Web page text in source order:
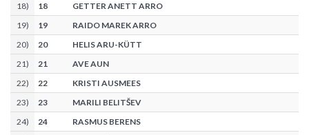
18) 18
GETTER ANETT ARRO
19) 19
RAIDO MAREK ARRO
20) 20
HELIS ARU-KÜTT
21) 21
AVE AUN
22) 22
KRISTI AUSMEES
23) 23
MARILI BELITŠEV
24) 24
RASMUS BERENS